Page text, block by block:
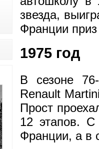
звезда,
Франции
1975 год
В сезоне
Renault
Прост
12 этапов.
Франции, а в